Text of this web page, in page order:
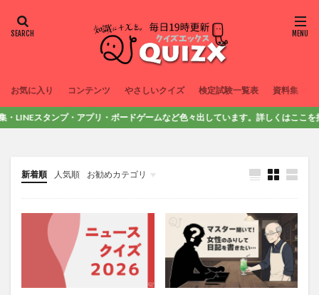
お気に入り コンテンツ やさしいクイズ 検定試験一覧表 資料集
プ・アプリ・ボードゲームなど色々出しています。詳しくはここを押してみて
新着順 人気順 お勧めカテゴリ
コラム
問題集
検定試験
資料集
ニュース